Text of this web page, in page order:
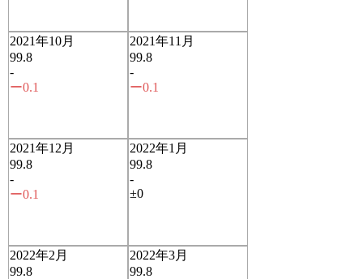
2021年10月
99.8
-
ー0.1
2021年11月
99.8
-
ー0.1
2021年12月
99.8
-
ー0.1
2022年1月
99.8
-
±0
2022年2月
99.8
2022年3月
99.8